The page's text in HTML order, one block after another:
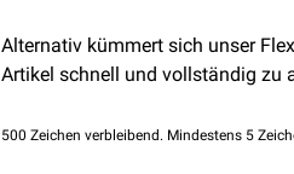
c=α x P
α ist dabei der Bunsen'sche
Gases. Wesentlich beeinflusst
Alternativ kümmert sich unser
Artikel schnell und vollständig zu
500 Zeichen verbleibend. Mindestens 5